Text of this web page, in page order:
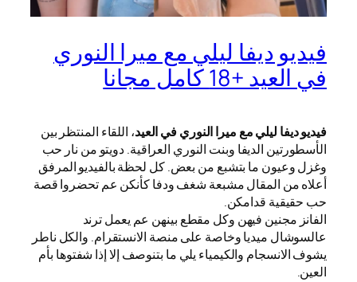
فيديو ديفا ليلي مع ميرا النوري
في العيد +18 كامل مجانا
فيديو ديفا ليلي مع ميرا النوري في العيد، اللقاء المنتظر بين
الأسطورتين الديفا وبنت النوري العراقية. دويتو من نار حب
وغزل وعيون ما بتشبع من بعض. كل لحظة بالفيديو المرفق
أعلاه من المقال مشبعة شغف ودفا كأنكن عم تحضروا قصة
حب حقيقية قدامكن.
الفانز مجنين فيهن وكل مقطع بينهن عم يعمل ترند
عالسوشال ميديا وخاصة على منصة الانستقرام. والكل ناطر
يشوف الانسجام والكيمياء يلي ما بتنوصف إلا إذا شفتوها بأم
العين.